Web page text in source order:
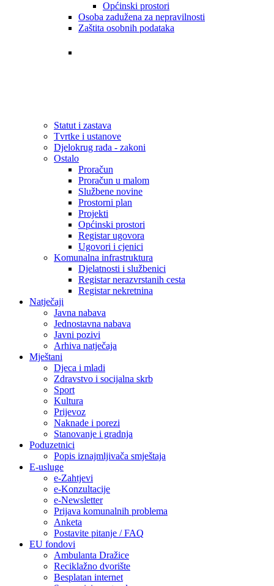
Općinski prostori
Osoba zadužena za nepravilnosti
Zaštita osobnih podataka
Statut i zastava
Tvrtke i ustanove
Djelokrug rada - zakoni
Ostalo
Proračun
Proračun u malom
Službene novine
Prostorni plan
Projekti
Općinski prostori
Registar ugovora
Ugovori i cjenici
Komunalna infrastruktura
Djelatnosti i službenici
Registar nerazvrstanih cesta
Registar nekretnina
Natječaji
Javna nabava
Jednostavna nabava
Javni pozivi
Arhiva natječaja
Mještani
Djeca i mladi
Zdravstvo i socijalna skrb
Sport
Kultura
Prijevoz
Naknade i porezi
Stanovanje i gradnja
Poduzetnici
Popis iznajmljivača smještaja
E-usluge
e-Zahtjevi
e-Konzultacije
e-Newsletter
Prijava komunalnih problema
Anketa
Postavite pitanje / FAQ
EU fondovi
Ambulanta Dražice
Reciklažno dvorište
Besplatan internet